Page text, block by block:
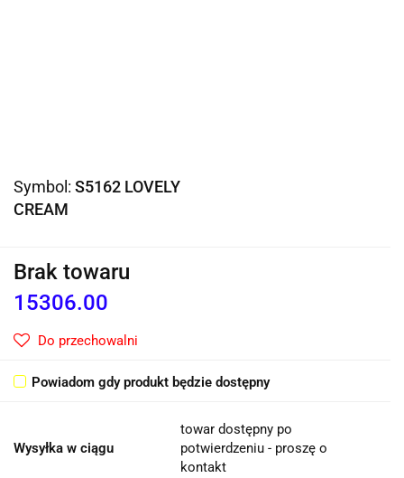
Symbol: S5162 LOVELY
CREAM
Brak towaru
15306.00
Do przechowalni
Powiadom gdy produkt będzie dostępny
Wysyłka w ciągu
towar dostępny po
potwierdzeniu - proszę o
kontakt